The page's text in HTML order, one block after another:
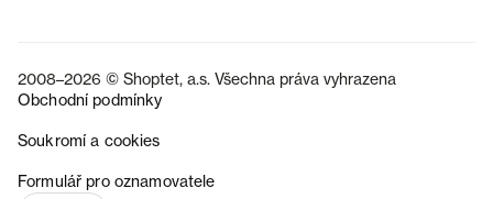
2008–2026 © Shoptet, a.s. Všechna práva vyhrazena
Obchodní podmínky
Soukromí a cookies
Formulář pro oznamovatele